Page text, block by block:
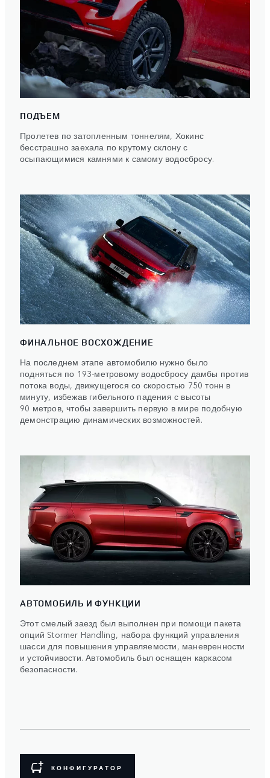
ПОДЪЕМ
Пролетев по затопленным тоннелям, Хокинс
бесстрашно заехала по крутому склону с
осыпающимися камнями к самому водосбросу.
ФИНАЛЬНОЕ ВОСХОЖДЕНИЕ
На последнем этапе автомобилю нужно было
подняться по 193-метровому водосбросу дамбы против
потока воды, движущегося со скоростью 750 тонн в
минуту, избежав гибельного падения с высоты
90 метров, чтобы завершить первую в мире подобную
демонстрацию динамических возможностей.
АВТОМОБИЛЬ И ФУНКЦИИ
Этот смелый заезд был выполнен при помощи пакета
опций Stormer Handling, набора функций управления
шасси для повышения управляемости, маневренности
и устойчивости. Автомобиль был оснащен каркасом
безопасности.
КОНФИГУРАТОР